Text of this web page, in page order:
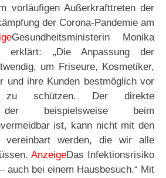
vorläufigen Außerkrafttreten der
der Corona-Pandemie am
Gesundheitsministerin Monika
erklärt: „Die Anpassung der
um Friseure, Kosmetiker,
und ihre Kunden bestmöglich vor
zu schützen. Der direkte
der beispielsweise beim
ist, kann nicht mit den
vereinbart werden, die wir alle
AnzeigeDas Infektionsrisiko
auch bei einem Hausbesuch.“ Mit